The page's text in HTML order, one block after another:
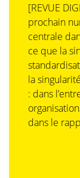
[REVUE
prochain
centrale
ce que la
la
: dans
dans le